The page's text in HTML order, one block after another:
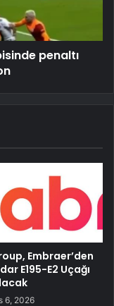
penaltı
Embraer’den
E195-E2 Uçağı
6, 2026